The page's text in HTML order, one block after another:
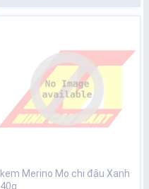
kem Merino Mo chi đậu Xanh
40g